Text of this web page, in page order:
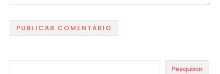
Pesquisar